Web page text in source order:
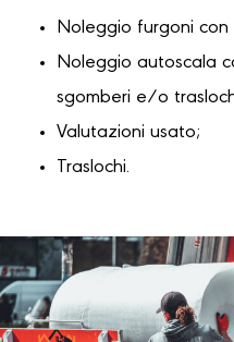
Noleggio furgoni con
Noleggio autoscala
sgomberi e/o
Valutazioni usato;
Traslochi.